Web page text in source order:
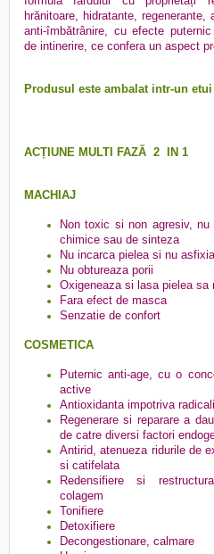
hrănitoare, hidratante, regenerante,
anti-îmbătrânire, cu efecte
de intinerire, ce confera un aspect
Produsul este ambalat intr-un
ACȚIUNE MULTI FAZĂ 2 IN 1
MACHIAJ
Non toxic si non agresiv,
chimice sau de sinteza
Nu incarca pielea si nu
Nu obtureaza porii
Oxigeneaza si lasa pielea sa
Fara efect de masca
Senzatie de confort
COSMETICA
Puternic anti-age, cu o
active
Antioxidanta impotriva
Regenerare si reparare a
de catre diversi factori
Antirid, atenueza ridurile de
si catifelata
Redensifiere si
colagem
Tonifiere
Detoxifiere
Decongestionare, calmare